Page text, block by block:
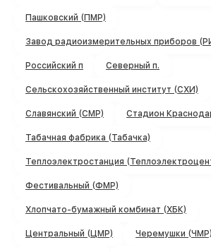
Пашковский (ПМР)
Завод радиоизмерительных приборов
Российский п Северный п.
Сельскохозяйственный институт (СХИ)
Славянский (СМР) Стадион
Табачная фабрика (Табачка)
Теплоэлектростанция
Фестивальный (ФМР)
Хлопчато-бумажный комбинат (ХБК)
Центральный (ЦМР) Черемушки (ЧМР)